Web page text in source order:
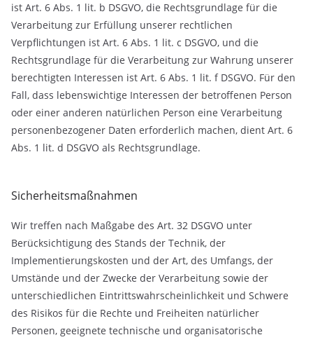
ist Art. 6 Abs. 1 lit. b DSGVO, die Rechtsgrundlage für die
Verarbeitung zur Erfüllung unserer rechtlichen
Verpflichtungen ist Art. 6 Abs. 1 lit. c DSGVO, und die
Rechtsgrundlage für die Verarbeitung zur Wahrung unserer
berechtigten Interessen ist Art. 6 Abs. 1 lit. f DSGVO. Für den
Fall, dass lebenswichtige Interessen der betroffenen Person
oder einer anderen natürlichen Person eine Verarbeitung
personenbezogener Daten erforderlich machen, dient Art. 6
Abs. 1 lit. d DSGVO als Rechtsgrundlage.
Sicherheitsmaßnahmen
Wir treffen nach Maßgabe des Art. 32 DSGVO unter
Berücksichtigung des Stands der Technik, der
Implementierungskosten und der Art, des Umfangs, der
Umstände und der Zwecke der Verarbeitung sowie der
unterschiedlichen Eintrittswahrscheinlichkeit und Schwere
des Risikos für die Rechte und Freiheiten natürlicher
Personen, geeignete technische und organisatorische